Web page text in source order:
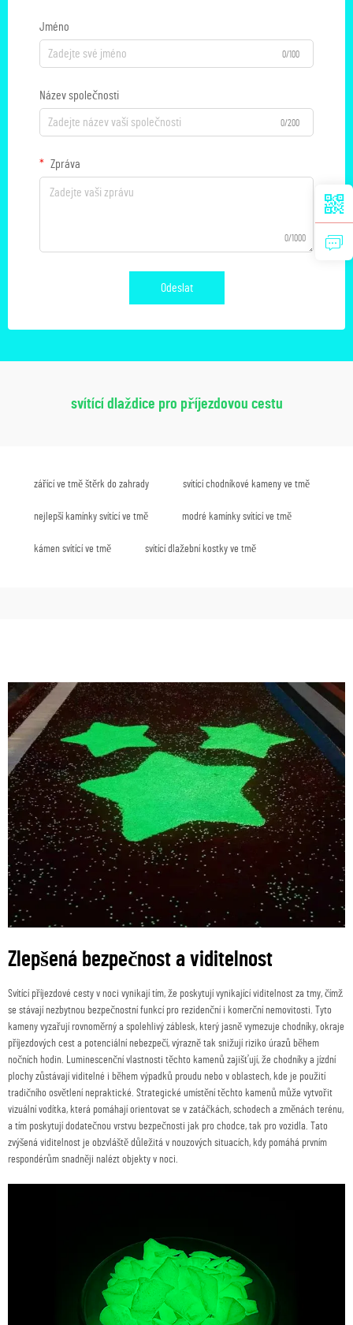
Jméno
0/100
Název společnosti
0/200
Zpráva
0/1000
Odeslat
svítící dlaždice pro příjezdovou cestu
zářící ve tmě štěrk do zahrady svítící chodníkové kameny ve tmě
nejlepší kamínky svítící ve tmě modré kamínky svítící ve tmě
kámen svítící ve tmě svítící dlažební kostky ve tmě
Zlepšená bezpečnost a viditelnost
Svítící příjezdové cesty v noci vynikají tím, že poskytují vynikající viditelnost za tmy, čímž
se stávají nezbytnou bezpečnostní funkcí pro rezidenční i komerční nemovitosti. Tyto
kameny vyzařují rovnoměrný a spolehlivý záblesk, který jasně vymezuje chodníky, okraje
příjezdových cest a potenciální nebezpečí, výrazně tak snižují riziko úrazů během
nočních hodin. Luminescenční vlastnosti těchto kamenů zajišťují, že chodníky a jízdní
plochy zůstávají viditelné i během výpadků proudu nebo v oblastech, kde je použití
tradičního osvětlení nepraktické. Strategické umístění těchto kamenů může vytvořit
vizuální vodítka, která pomáhají orientovat se v zatáčkách, schodech a změnách terénu,
a tím poskytují dodatečnou vrstvu bezpečnosti jak pro chodce, tak pro vozidla. Tato
zvýšená viditelnost je obzvláště důležitá v nouzových situacích, kdy pomáhá prvním
respondérům snadněji nalézt objekty v noci.